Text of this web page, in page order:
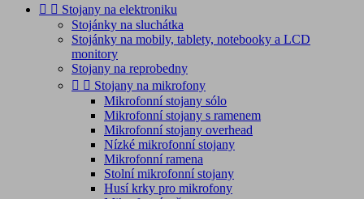
  Stojany na elektroniku
Stojánky na sluchátka
Stojánky na mobily, tablety, notebooky a LCD
monitory
Stojany na reprobedny
  Stojany na mikrofony
Mikrofonní stojany sólo
Mikrofonní stojany s ramenem
Mikrofonní stojany overhead
Nízké mikrofonní stojany
Mikrofonní ramena
Stolní mikrofonní stojany
Husí krky pro mikrofony